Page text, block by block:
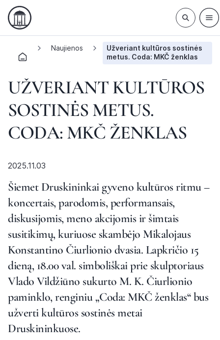
Naujienos
Užveriant kultūros sostinės
metus. Coda: MKČ ženklas
UŽVERIANT KULTŪROS
SOSTINĖS METUS.
CODA: MKČ ŽENKLAS
2025.11.03
Šiemet Druskininkai gyveno kultūros ritmu –
koncertais, parodomis, performansais,
diskusijomis, meno akcijomis ir šimtais
susitikimų, kuriuose skambėjo Mikalojaus
Konstantino Čiurlionio dvasia. Lapkričio 15
dieną, 18.00 val. simboliškai prie skulptoriaus
Vlado Vildžiūno sukurto M. K. Čiurlionio
paminklo, renginiu „Coda: MKČ ženklas“ bus
užverti kultūros sostinės metai
Druskininkuose.